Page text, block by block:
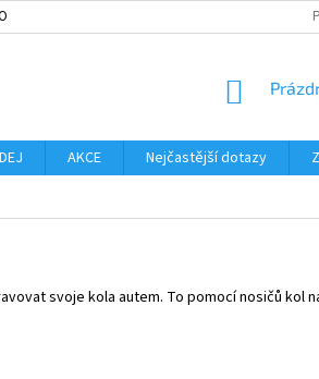
ÚDAJŮ
AKCE Nejčastější dotazy
svoje kola autem. To pomocí nosičů kol